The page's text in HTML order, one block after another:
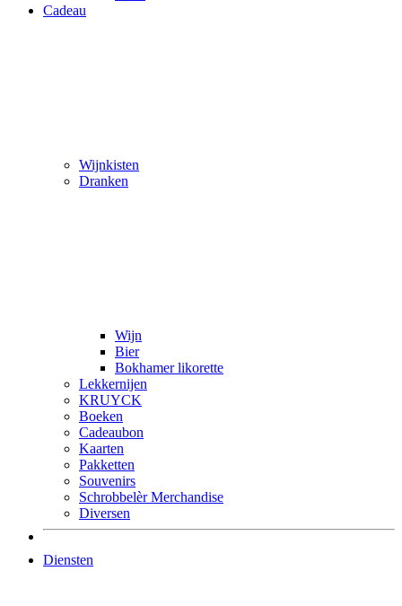
Cadeau
Wijnkisten
Dranken
Wijn
Bier
Bokhamer likorette
Lekkernijen
KRUYCK
Boeken
Cadeaubon
Kaarten
Pakketten
Souvenirs
Schrobbelèr Merchandise
Diversen
Diensten